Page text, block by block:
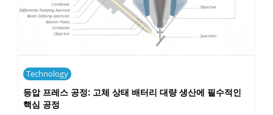
Technology
등압 프레스 공정: 고체 상태 배터리 대량 생산에 필수적인
핵심 공정